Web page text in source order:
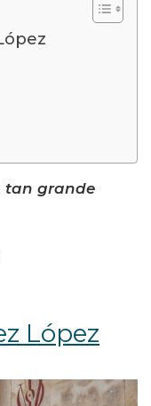
tan grande
López